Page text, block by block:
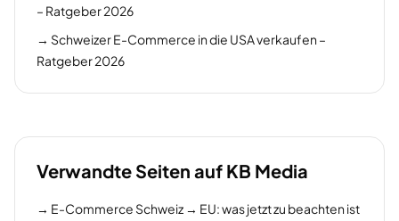
– Ratgeber 2026
→ Schweizer E-Commerce in die USA verkaufen –
Ratgeber 2026
Verwandte Seiten auf KB Media
→ E-Commerce Schweiz → EU: was jetzt zu beachten ist